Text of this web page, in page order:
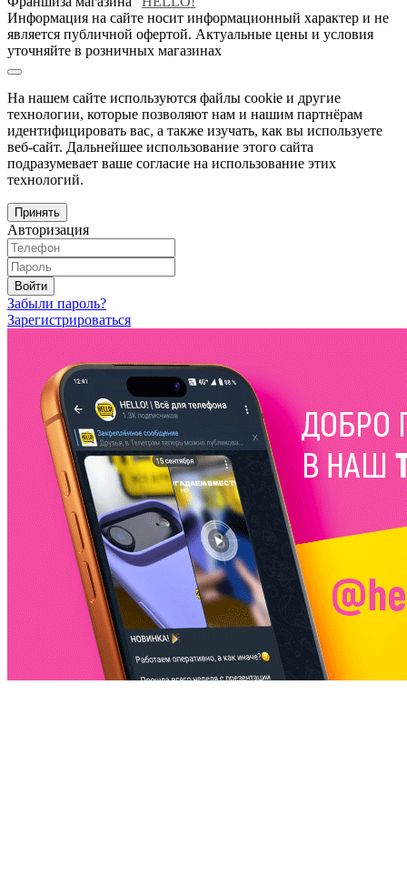
Информация на сайте носит информационный характер и не
является публичной офертой. Актуальные цены и условия
уточняйте в розничных магазинах
На нашем сайте используются файлы cookie и другие
технологии, которые позволяют нам и нашим партнёрам
идентифицировать вас, а также изучать, как вы используете
веб-сайт. Дальнейшее использование этого сайта
подразумевает ваше согласие на использование этих
технологий.
Принять
Авторизация
Войти
Забыли пароль?
Зарегистрироваться